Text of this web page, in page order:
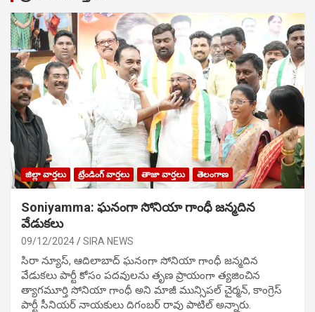
జిల్లా వార్తలు ట్రేండింగ్ వార్తలు తాజా వార్తలు తెలంగాణ
Soniyamma: ఘ‌నంగా సోనియా గాంధీ జ‌న్మ‌దిన
వేడుక‌లు
09/12/2024 SIRA NEWS
సిరా న్యూస్, ఆదిలాబాద్ ఘ‌నంగా సోనియా గాంధీ జ‌న్మ‌దిన
వేడుక‌లు పార్టీ కోసం ప‌ద‌వుల‌ను తృణ ప్రాయంగా త్య‌జించిన
త్యాగమూర్తి సోనియా గాంధీ అని మాజీ మున్సిప‌ల్ చైర్మ‌న్, కాంగ్రెస్
పార్టీ సీనియ‌ర్ నాయ‌కులు దిగంబ‌ర్ రావు పాటిల్ అన్నారు.